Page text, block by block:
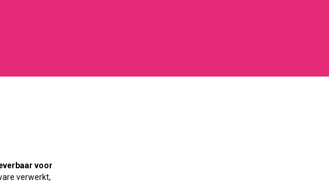
voor
verwerkt,